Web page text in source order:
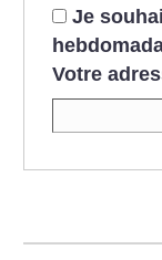
Je
Votre